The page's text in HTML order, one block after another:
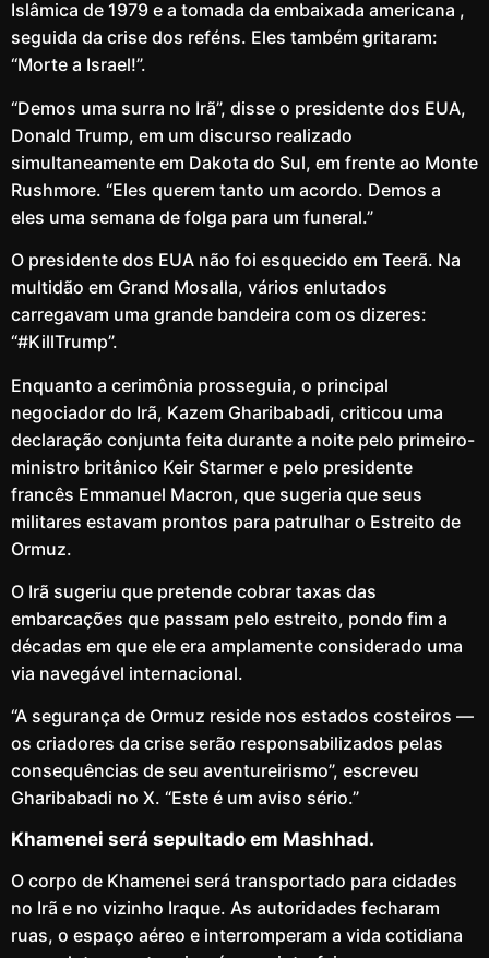
Islâmica de 1979 e a tomada da embaixada americana ,
seguida da crise dos reféns. Eles também gritaram:
“Morte a Israel!”.
“Demos uma surra no Irã”, disse o presidente dos EUA,
Donald Trump, em um discurso realizado
simultaneamente em Dakota do Sul, em frente ao Monte
Rushmore. “Eles querem tanto um acordo. Demos a
eles uma semana de folga para um funeral.”
O presidente dos EUA não foi esquecido em Teerã. Na
multidão em Grand Mosalla, vários enlutados
carregavam uma grande bandeira com os dizeres:
“#KillTrump”.
Enquanto a cerimônia prosseguia, o principal
negociador do Irã, Kazem Gharibabadi, criticou uma
declaração conjunta feita durante a noite pelo primeiro-
ministro britânico Keir Starmer e pelo presidente
francês Emmanuel Macron, que sugeria que seus
militares estavam prontos para patrulhar o Estreito de
Ormuz.
O Irã sugeriu que pretende cobrar taxas das
embarcações que passam pelo estreito, pondo fim a
décadas em que ele era amplamente considerado uma
via navegável internacional.
“A segurança de Ormuz reside nos estados costeiros —
os criadores da crise serão responsabilizados pelas
consequências de seu aventureirismo”, escreveu
Gharibabadi no X. “Este é um aviso sério.”
Khamenei será sepultado em Mashhad.
O corpo de Khamenei será transportado para cidades
no Irã e no vizinho Iraque. As autoridades fecharam
ruas, o espaço aéreo e interromperam a vida cotidiana